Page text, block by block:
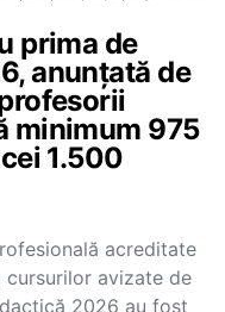
prima de
anunțată de
minimum 975
1.500
acreditate
cursurilor avizate de
2026 au fost